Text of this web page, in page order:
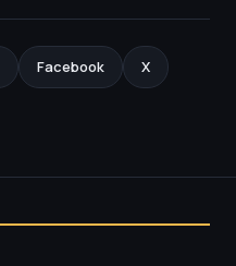
Facebook X